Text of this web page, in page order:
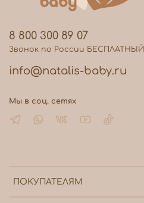
ПОКУПАТЕЛЯМ
8 800 300 89 07
Звонок по России БЕСПЛАТНЫЙ
info@natalis-baby.ru
Мы в соц. сетях